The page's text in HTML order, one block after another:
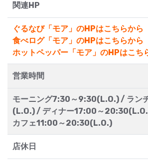
関連HP
ぐるなび「モア」のHPはこちらから
食べログ「モア」のHPはこちらから
ホットペッパー「モア」のHPはこち
営業時間
モーニング7:30～9:30(L.O.) / ラン
(L.O.) / ディナー17:00～
カフェ11:00～20:30(L.O.)
店休日